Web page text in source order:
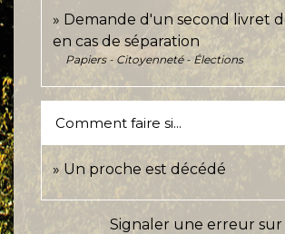
Demande d'un second livret
en cas de séparation
Papiers - Citoyenneté - Élections
Comment faire si...
Un proche est décédé
Signaler une erreur